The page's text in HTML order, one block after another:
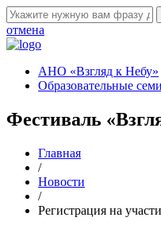
отмена
АНО «Взгляд к Небу»
Образовательные
Фестиваль
Главная
/
Новости
/
Регистрация на